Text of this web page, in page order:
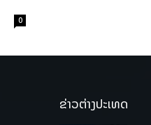
0
ຂ່າວຕ່າງປະເທດ